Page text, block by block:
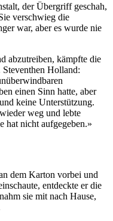
der Übergriff geschah,
verschwieg die
war, aber es wurde nie
abzutreiben, kämpfte die
Steventhen Holland:
einen Sinn hatte, aber
keine Unterstützung.
weg und lebte
hat nicht aufgegeben.»
dem Karton vorbei und
entdeckte er die
sie mit nach Hause,